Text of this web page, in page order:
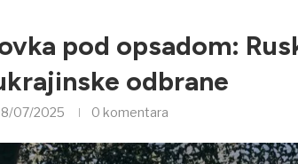
pod opsadom:
odbrane
07/2025 0 komentara